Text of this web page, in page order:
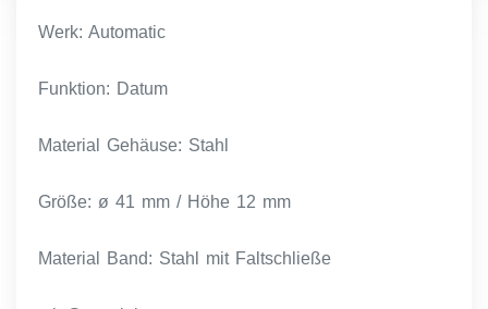
Werk: Automatic
Funktion: Datum
Material Gehäuse: Stahl
Größe: ø 41 mm / Höhe 12 mm
Material Band: Stahl mit Faltschließe